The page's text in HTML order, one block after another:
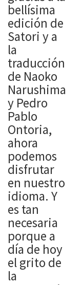
bellísima
edición de
Satori y a
la
traducción
de Naoko
Narushima
y Pedro
Pablo
Ontoria,
ahora
podemos
disfrutar
en nuestro
idioma. Y
es tan
necesaria
porque a
día de hoy
el grito de
la